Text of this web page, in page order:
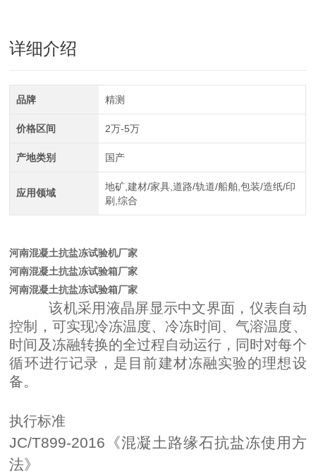
详细介绍
品牌 精测
价格区间 2万-5万
产地类别 国产
应用领域
地矿,建材/家具,道路/轨道/船舶,包装/造纸/印
刷,综合
河南混凝土抗盐冻试验机厂家
河南混凝土抗盐冻试验箱厂家
河南混凝土抗盐冻试验箱厂家
该机采用液晶屏显示中文界面，仪表自动
控制，可实现冷冻温度、冷冻时间、气溶温度、
时间及冻融转换的全过程自动运行，同时对每个
循环进行记录，是目前建材冻融实验的理想设
备。
执行标准
JC/T899-2016 《混凝土路缘石抗盐冻使用方
法》